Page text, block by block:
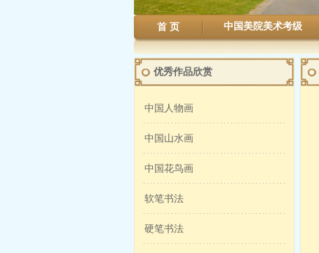
首 页 中国美院美术考级
优秀作品欣赏
中国人物画
中国山水画
中国花鸟画
软笔书法
硬笔书法